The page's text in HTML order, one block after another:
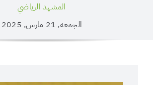
المشهد الرياضي
الجمعة, 21 مارس, 2025